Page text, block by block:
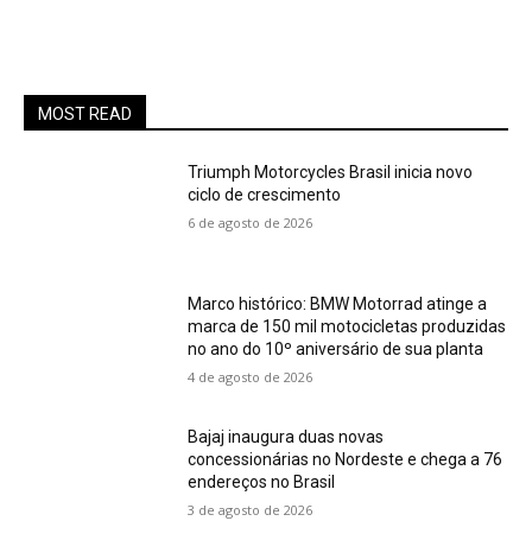
MOST READ
Triumph Motorcycles Brasil inicia novo
ciclo de crescimento
6 de agosto de 2026
Marco histórico: BMW Motorrad atinge a
marca de 150 mil motocicletas produzidas
no ano do 10º aniversário de sua planta
4 de agosto de 2026
Bajaj inaugura duas novas
concessionárias no Nordeste e chega a 76
endereços no Brasil
3 de agosto de 2026